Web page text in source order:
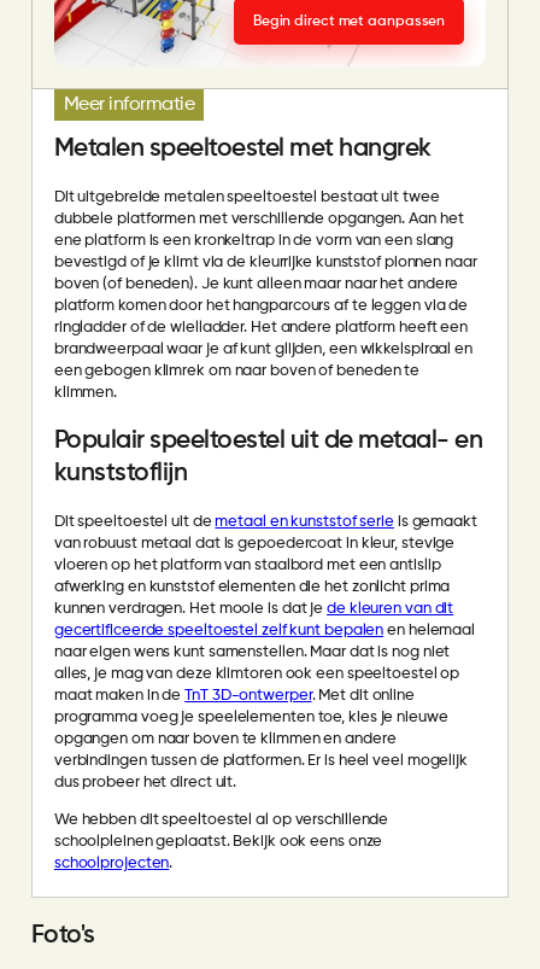
Begin direct met aanpassen
Meer informatie
Metalen speeltoestel met hangrek
Dit uitgebreide metalen speeltoestel bestaat uit twee
dubbele platformen met verschillende opgangen. Aan het
ene platform is een kronkeltrap in de vorm van een slang
bevestigd of je klimt via de kleurrijke kunststof pionnen naar
boven (of beneden). Je kunt alleen maar naar het andere
platform komen door het hangparcours af te leggen via de
ringladder of de wielladder. Het andere platform heeft een
brandweerpaal waar je af kunt glijden, een wikkelspiraal en
een gebogen klimrek om naar boven of beneden te
klimmen.
Populair speeltoestel uit de metaal- en
kunststoflijn
Dit speeltoestel uit demetaal en kunststof serieis gemaakt
van robuust metaal dat is gepoedercoat in kleur, stevige
vloeren op het platform van staalbord met een antislip
afwerking en kunststof elementen die het zonlicht prima
kunnen verdragen. Het mooie is dat jede kleuren van dit
gecertificeerde speeltoestel zelf kunt bepalen en helemaal
naar eigen wens kunt samenstellen. Maar dat is nog niet
alles, je mag van deze klimtoren ook een speeltoestel op
maat maken in de
TnT 3D-ontwerper. Met dit online
programma voeg je speelelementen toe, kies je nieuwe
opgangen om naar boven te klimmen en andere
verbindingen tussen de platformen. Er is heel veel mogelijk
dus probeer het direct uit.
We hebben dit speeltoestel al op verschillende
schoolpleinen geplaatst. Bekijk ook eens onze
schoolprojecten.
Foto's